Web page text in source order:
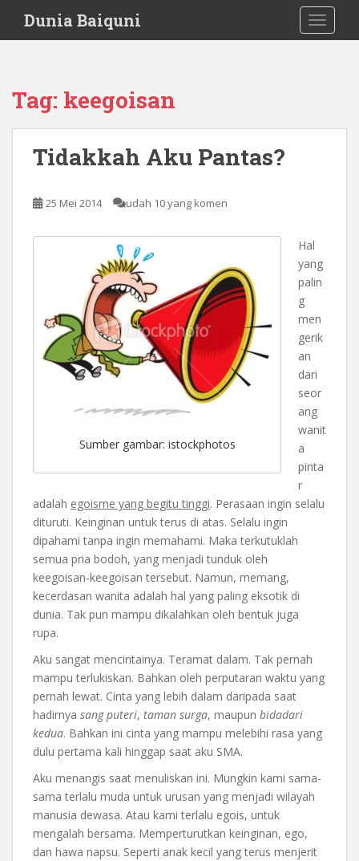
i
Dunia Baiquni
Tag: keegoisan
Tidakkah Aku Pantas?
25 Mei 2014 udah 10 yang komen
Sumber gambar: istockphotos
Hal
yang
palin
g
men
gerik
an
dari
seor
ang
wanit
a
pinta
r
adalah egoisme yang begitu tinggi. Perasaan ingin selalu
dituruti. Keinginan untuk terus di atas. Selalu ingin
dipahami tanpa ingin memahami. Maka terkutuklah
semua pria bodoh, yang menjadi tunduk oleh
keegoisan-keegoisan tersebut. Namun, memang,
kecerdasan wanita adalah hal yang paling eksotik di
dunia. Tak pun mampu dikalahkan oleh bentuk juga
rupa.
Aku sangat mencintainya. Teramat dalam. Tak pernah
mampu terlukiskan. Bahkan oleh perputaran waktu yang
pernah lewat. Cinta yang lebih dalam daripada saat
hadirnya sang puteri, taman surga, maupun bidadari
kedua. Bahkan ini cinta yang mampu melebihi rasa yang
dulu pertama kali hinggap saat aku SMA.
Aku menangis saat menuliskan ini. Mungkin kami sama-
sama terlalu muda untuk urusan yang menjadi wilayah
manusia dewasa. Atau kami terlalu egois, untuk
mengalah bersama. Memperturutkan keinginan, ego,
dan hawa napsu. Seperti anak kecil yang terus menjerit